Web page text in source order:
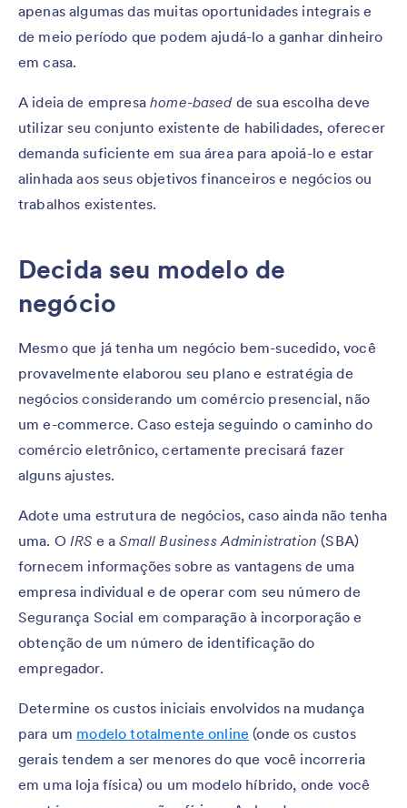
apenas algumas das muitas oportunidades integrais e
de meio período que podem ajudá-lo a ganhar dinheiro
em casa.
A ideia de empresahome-basedde sua escolha deve
utilizar seu conjunto existente de habilidades, oferecer
demanda suficiente em sua área para apoiá-lo e estar
alinhada aos seus objetivos financeiros e negócios ou
trabalhos existentes.
Decida seu modelo de
negócio
Mesmo que já tenha um negócio bem-sucedido, você
provavelmente elaborou seu plano e estratégia de
negócios considerando um comércio presencial, não
um e-commerce. Caso esteja seguindo o caminho do
comércio eletrônico, certamente precisará fazer
alguns ajustes.
Adote uma estrutura de negócios, caso ainda não tenha
uma. O IRSe aSmall Business Administration (SBA)
fornecem informações sobre as vantagens de uma
empresa individual e de operar com seu número de
Segurança Social em comparação à incorporação e
obtenção de um número de identificação do
empregador.
Determine os custos iniciais envolvidos na mudança
para um modelo totalmente online (onde os custos
gerais tendem a ser menores do que você incorreria
em uma loja física) ou um modelo híbrido, onde você